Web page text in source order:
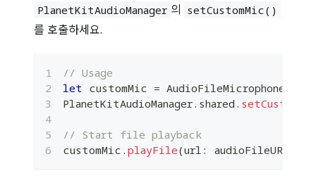
PlanetKitAudioManager 의 setCustomMic()
를 호출하세요.
// Usage
let customMic = AudioFileMicrophone
PlanetKitAudioManager. shared .
// Start file playback
customMic . playFile(url : audioFileURL